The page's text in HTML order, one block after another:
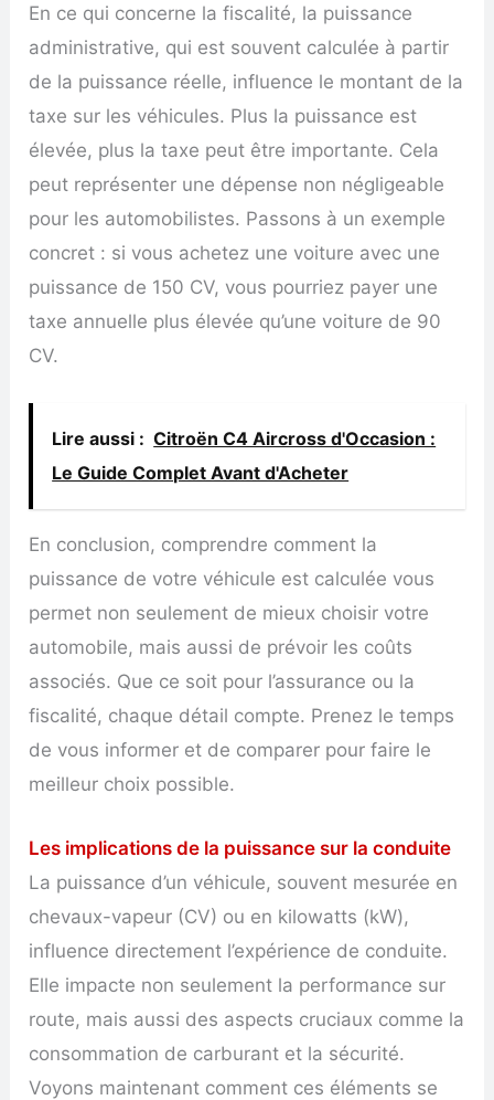
En ce qui concerne la fiscalité, la puissance
administrative, qui est souvent calculée à partir
de la puissance réelle, influence le montant de la
taxe sur les véhicules. Plus la puissance est
élevée, plus la taxe peut être importante. Cela
peut représenter une dépense non négligeable
pour les automobilistes. Passons à un exemple
concret : si vous achetez une voiture avec une
puissance de 150 CV, vous pourriez payer une
taxe annuelle plus élevée qu’une voiture de 90
CV.
Lire aussi : Citroën C4 Aircross d'Occasion :
Le Guide Complet Avant d'Acheter
En conclusion, comprendre comment la
puissance de votre véhicule est calculée vous
permet non seulement de mieux choisir votre
automobile, mais aussi de prévoir les coûts
associés. Que ce soit pour l’assurance ou la
fiscalité, chaque détail compte. Prenez le temps
de vous informer et de comparer pour faire le
meilleur choix possible.
Les implications de la puissance sur la conduite
La puissance d’un véhicule, souvent mesurée en
chevaux-vapeur (CV) ou en kilowatts (kW),
influence directement l’expérience de conduite.
Elle impacte non seulement la performance sur
route, mais aussi des aspects cruciaux comme la
consommation de carburant et la sécurité.
Voyons maintenant comment ces éléments se